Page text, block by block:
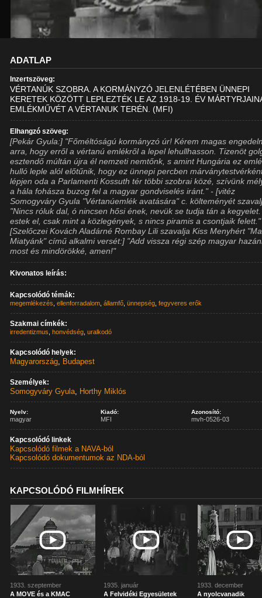
ADATLAP
Inzertszöveg:
VÉRTANÚK SZOBRA. A KORMÁNYZÓ JELENLÉTÉBEN ÜNNEPI
KERETEK KÖZÖTT LEPLEZTÉK LE AZ 1918-19. ÉV
EMLÉKMŰVÉT A VÉRTANUK TERÉN. (MFI)
Elhangzó szöveg:
[Pekár Gyula:] "Főméltóságú kormányzó úr! Kérem magas
arra, hogy erről a vértanú emlékről a lepel lehullhasson. Tizenöt
esztendő múltán újra él nemzeti nemtőnk, s amint Hungária ez
hulló leple alól előtűnik, hogy ez ünnepi percben
lépjen oda a Parlamenti Kossuth tér többi szobrai közé, szívünk
a hála fohásza buzog fel a magyar gondviselés iránt." - [vitéz
Somogyváry Gyula "Vértanúemlék avatására" c. költeményét
"Nincs róluk dal, ó nincsen hősi ének, nevük se tudja tán a
estek el, csak mint a közlegények, s nincs piramis a csontjaik
[Szelőczei Kovách Aladárné Rombay Lili szavalja Kiss Menyhért
Miatyánk" című alkalmi versét:] "Add vissza régi szép magyar
most és mindörökké, amen!"
Kivonatos leírás:
Kapcsolódó témák:
megemlékezés ,ellenforradalom ,államfő ,ünnepség ,fegyveres erők
Szakmai címkék:
irredentizmus ,honvédség ,uralkodó
Kapcsolódó helyek:
Magyarország, Budapest
Személyek:
Somogyváry Gyula, Horthy Miklós
Nyelv:
magyar
Kiadó:
MFI
Azonosító:
mvh-0526-03
Kapcsolódó linkek
Kapcsolódó filmek a NAVA-ból
Kapcsolódó dokumentumok az NDA-ból
KAPCSOLÓDÓ FILMHÍREK
1933. szeptember
A MOVE és a KMAC
1935. január
A Felvidéki Egyesületek
1933. december
A nyolcvanadik